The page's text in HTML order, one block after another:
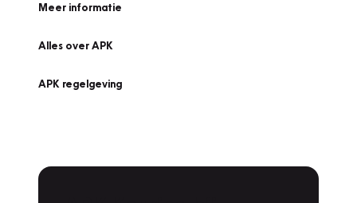
Meer informatie
Alles over APK
APK regelgeving